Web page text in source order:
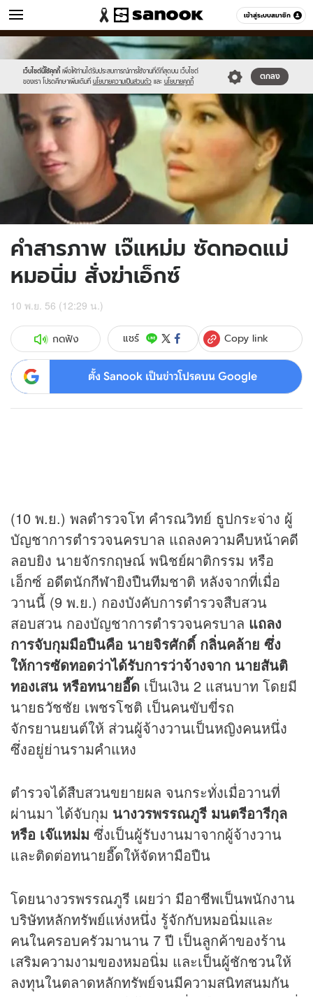
เข้าสู่ระบบสมาชิก
ข่าว หมวดอื่นๆ
เว็บไซต์นี้ใช้คุกกี้ เพื่อให้ท่านได้รับประสบการณ์การใช้งานที่ดีที่สุดบน เว็บไซต์
ของเรา โปรดศึกษาเพิ่มเติมที่ นโยบายความเป็นส่วนตัว และ นโยบายคุกกี้
ตกลง
Sanook
//s.isanook.com/sr/0/images/logo-
new-
sanook.png
//s.isanook.com/ns/0/ud/261/1307884/0000.jpg
คำสารภาพ เจ๊แหม่ม ซัดทอดแม่
หมอนิ่ม สั่งฆ่าเอ็กซ์
10 พ.ย. 56 (12:29 น.)
กดฟัง แชร์ Copy link
ตั้ง Sanook เป็นข่าวโปรดบน Google
(10 พ.ย.) พลตำรวจโท คำรณวิทย์ ธูปกระจ่าง ผู้
บัญชาการตำรวจนครบาล แถลงความคืบหน้าคดี
ลอบยิง นายจักรกฤษณ์ พนิชย์ผาติกรรม หรือ
เอ็กซ์ อดีตนักกีฬายิงปืนทีมชาติ หลังจากที่เมื่อ
วานนี้ (9 พ.ย.) กองบังคับการตำรวจสืบสวน
สอบสวน กองบัญชาการตำรวจนครบาล แถลง
การจับกุมมือปืนคือ นายจิรศักดิ์ กลิ่นคล้าย ซึ่ง
ให้การซัดทอดว่าได้รับการว่าจ้างจาก นายสันติ
ทองเสน หรือทนายอี๊ด เป็นเงิน 2 แสนบาท โดยมี
นายธวัชชัย เพชรโชติ เป็นคนขับขี่รถ
จักรยานยนต์ให้ ส่วนผู้จ้างวานเป็นหญิงคนหนึ่ง
ซึ่งอยู่ย่านรามคำแหง
ตำรวจได้สืบสวนขยายผล จนกระทั่งเมื่อวานที่
ผ่านมา ได้จับกุม นางวรพรรณภูรี มนตรีอารีกุล
หรือ เจ๊แหม่ม ซึ่งเป็นผู้รับงานมาจากผู้จ้างวาน
และติดต่อทนายอี๊ดให้จัดหามือปืน
โดยนางวรพรรณภูรี เผยว่า มีอาชีพเป็นพนักงาน
บริษัทหลักทรัพย์แห่งหนึ่ง รู้จักกับหมอนิ่มและ
คนในครอบครัวมานาน 7 ปี เป็นลูกค้าของร้าน
เสริมความงามของหมอนิ่ม และเป็นผู้ชักชวนให้
ลงทุนในตลาดหลักทรัพย์จนมีความสนิทสนมกัน